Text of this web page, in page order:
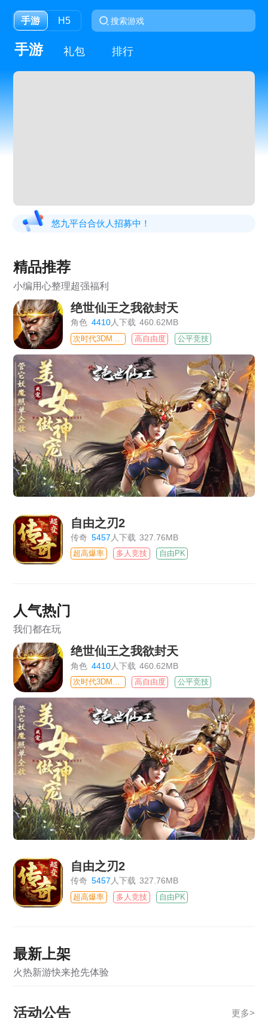
手游 H5
手游 礼包 排行
悠九平台合伙人招募中！
精品推荐
小编用心整理超强福利
绝世仙王之我欲封天
角色 4410人下载 460.62MB
高自由度 公平竞技
自由之刃2
传奇 5457 人下载 327.76MB
超高爆率 多人竞技 自由PK
人气热门
我们都在玩
绝世仙王之我欲封天
角色 4410人下载 460.62MB
高自由度 公平竞技
自由之刃2
传奇 5457人下载 327.76MB
超高爆率 多人竞技 自由PK
最新上架
火热新游快来抢先体验
活动公告 更多>